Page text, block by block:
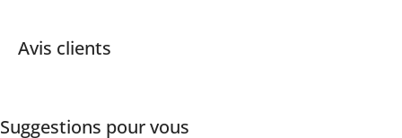
Avis clients
Suggestions pour vous